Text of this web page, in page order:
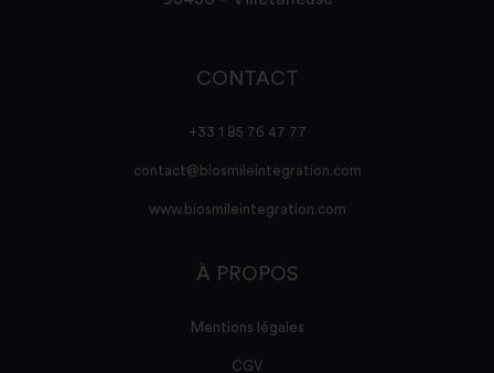
CONTACT
+33 1 85 76 47 77
contact@biosmileintegration.com
www.biosmileintegration.com
À PROPOS
Mentions légales
CGV